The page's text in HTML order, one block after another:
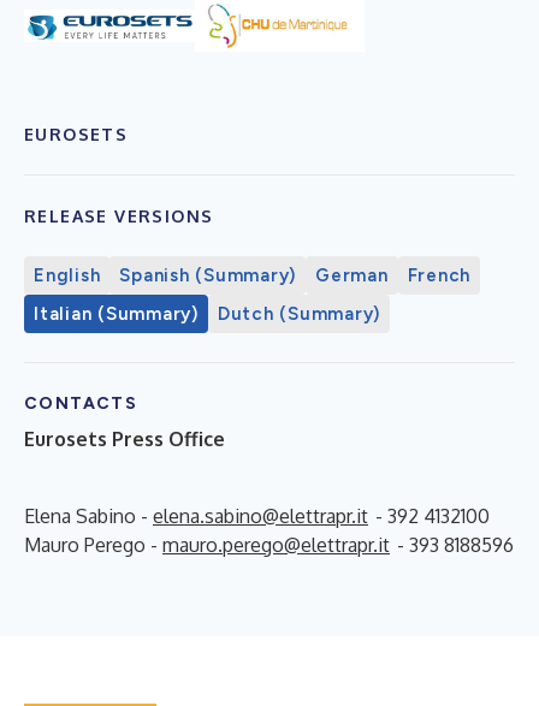
EUROSETS
RELEASE VERSIONS
English Spanish (Summary) German
French
Italian (Summary)
Dutch (Summary)
CONTACTS
Eurosets Press Office
Elena Sabino - elena.sabino@elettrapr.it - 392 4132100
Mauro Perego - mauro.perego@elettrapr.it - 393 8188596